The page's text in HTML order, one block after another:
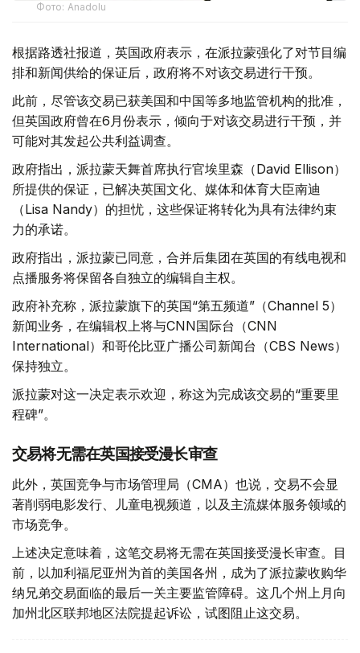
Фото: Аnadolu
根据路透社报道，英国政府表示，在派拉蒙强化了对节目编
排和新闻供给的保证后，政府将不对该交易进行干预。
此前，尽管该交易已获美国和中国等多地监管机构的批准，
但英国政府曾在6月份表示，倾向于对该交易进行干预，并
可能对其发起公共利益调查。
政府指出，派拉蒙天舞首席执行官埃里森（David Ellison）
所提供的保证，已解决英国文化、媒体和体育大臣南迪
（Lisa Nandy）的担忧，这些保证将转化为具有法律约束
力的承诺。
政府指出，派拉蒙已同意，合并后集团在英国的有线电视和
点播服务将保留各自独立的编辑自主权。
政府补充称，派拉蒙旗下的英国“第五频道”（Channel 5）
新闻业务，在编辑权上将与CNN国际台（CNN
International）和哥伦比亚广播公司新闻台（CBS News）
保持独立。
派拉蒙对这一决定表示欢迎，称这为完成该交易的“重要里
程碑”。
交易将无需在英国接受漫长审查
此外，英国竞争与市场管理局（CMA）也说，交易不会显
著削弱电影发行、儿童电视频道，以及主流媒体服务领域的
市场竞争。
上述决定意味着，这笔交易将无需在英国接受漫长审查。目
前，以加利福尼亚州为首的美国各州，成为了派拉蒙收购华
纳兄弟交易面临的最后一关主要监管障碍。这几个州上月向
加州北区联邦地区法院提起诉讼，试图阻止这交易。